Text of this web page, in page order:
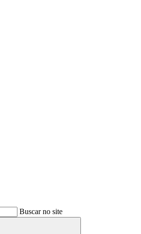
Buscar no site